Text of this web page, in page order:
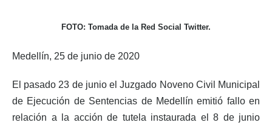
FOTO: Tomada de la Red Social Twitter.
Medellín, 25 de junio de 2020
El pasado 23 de junio el Juzgado Noveno Civil Municipal
de Ejecución de Sentencias de Medellín emitió fallo en
relación a la acción de tutela instaurada el 8 de junio